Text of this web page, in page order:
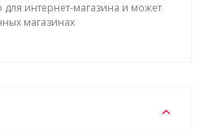
для интернет-магазина и может
магазинах